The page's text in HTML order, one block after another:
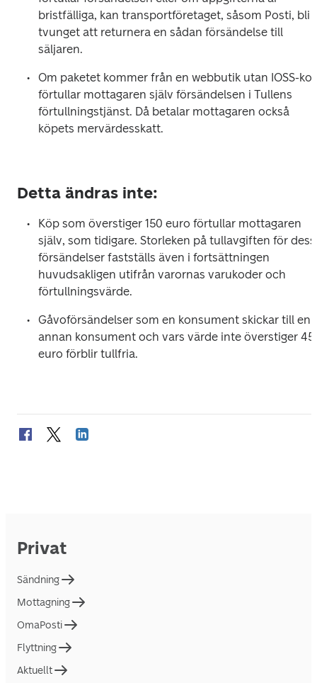
bristfälliga, kan transportföretaget, såsom Posti, bli
tvunget att returnera en sådan försändelse till
säljaren.
Om paketet kommer från en webbutik utan IOSS-
förtullar mottagaren själv försändelsen i Tullens
förtullningstjänst. Då betalar mottagaren också
köpets mervärdesskatt.
Detta ändras inte:
Köp som överstiger 150 euro förtullar mottagaren
själv, som tidigare. Storleken på tullavgiften för
försändelser fastställs även i fortsättningen
huvudsakligen utifrån varornas varukoder och
förtullningsvärde.
Gåvoförsändelser som en konsument skickar till en
annan konsument och vars värde inte överstiger 45
euro förblir tullfria.
Privat
Sändning
Mottagning
OmaPosti
Flyttning
Aktuellt